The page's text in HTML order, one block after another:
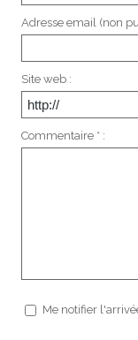
Adresse email (non
Site web :
Commentaire * :
Me notifier